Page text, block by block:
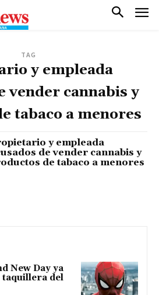
TAG
y empleada
vender cannabis y
tabaco a menores
y empleada
de vender cannabis y
de tabaco a menores
New Day ya
taquillera del